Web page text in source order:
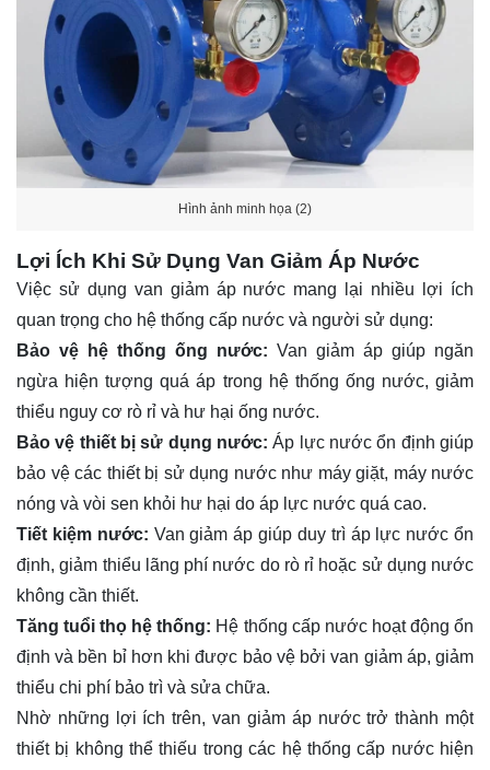
Hình ảnh minh họa (2)
Lợi Ích Khi Sử Dụng Van Giảm Áp Nước
Việc sử dụng van giảm áp nước mang lại nhiều lợi ích
quan trọng cho hệ thống cấp nước và người sử dụng:
Bảo vệ hệ thống ống nước: Van giảm áp giúp ngăn
ngừa hiện tượng quá áp trong hệ thống ống nước, giảm
thiểu nguy cơ rò rỉ và hư hại ống nước.
Bảo vệ thiết bị sử dụng nước: Áp lực nước ổn định giúp
bảo vệ các thiết bị sử dụng nước như máy giặt, máy nước
nóng và vòi sen khỏi hư hại do áp lực nước quá cao.
Tiết kiệm nước: Van giảm áp giúp duy trì áp lực nước ổn
định, giảm thiểu lãng phí nước do rò rỉ hoặc sử dụng nước
không cần thiết.
Tăng tuổi thọ hệ thống: Hệ thống cấp nước hoạt động ổn
định và bền bỉ hơn khi được bảo vệ bởi van giảm áp, giảm
thiểu chi phí bảo trì và sửa chữa.
Nhờ những lợi ích trên, van giảm áp nước trở thành một
thiết bị không thể thiếu trong các hệ thống cấp nước hiện